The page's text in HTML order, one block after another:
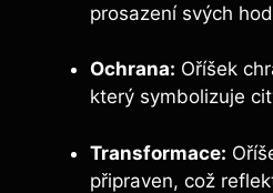
prosazení svých
Ochrana: Oříšek
který symbolizuje
Transformace:
připraven, což